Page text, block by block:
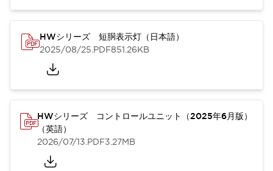
HWシリーズ 短胴表示灯（日本語）
2025/08/25.PDF851.26KB
HWシリーズ コントロールユニット（2025年6月版）
（英語）
2026/07/13.PDF3.27MB